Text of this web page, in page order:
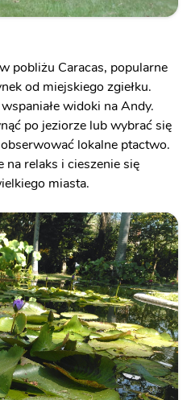
pobliżu Caracas, popularne
od miejskiego zgiełku.
widoki na Andy.
po jeziorze lub wybrać się
lokalne ptactwo.
na relaks i cieszenie się
miasta.